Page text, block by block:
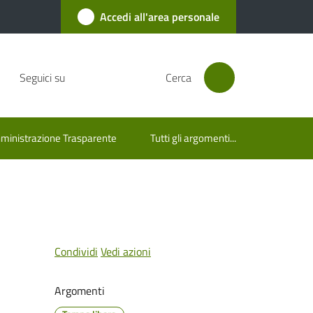
Accedi all'area personale
Seguici su Cerca
Trasparente Tutti gli argomenti...
Condividi Vedi azioni
Argomenti